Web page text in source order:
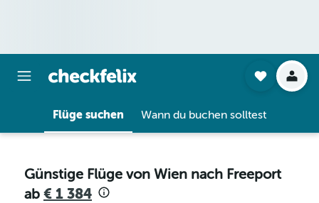
Flüge suchen Wann du buchen solltest
Günstige Flüge von Wien nach Freeport
ab € 1 384